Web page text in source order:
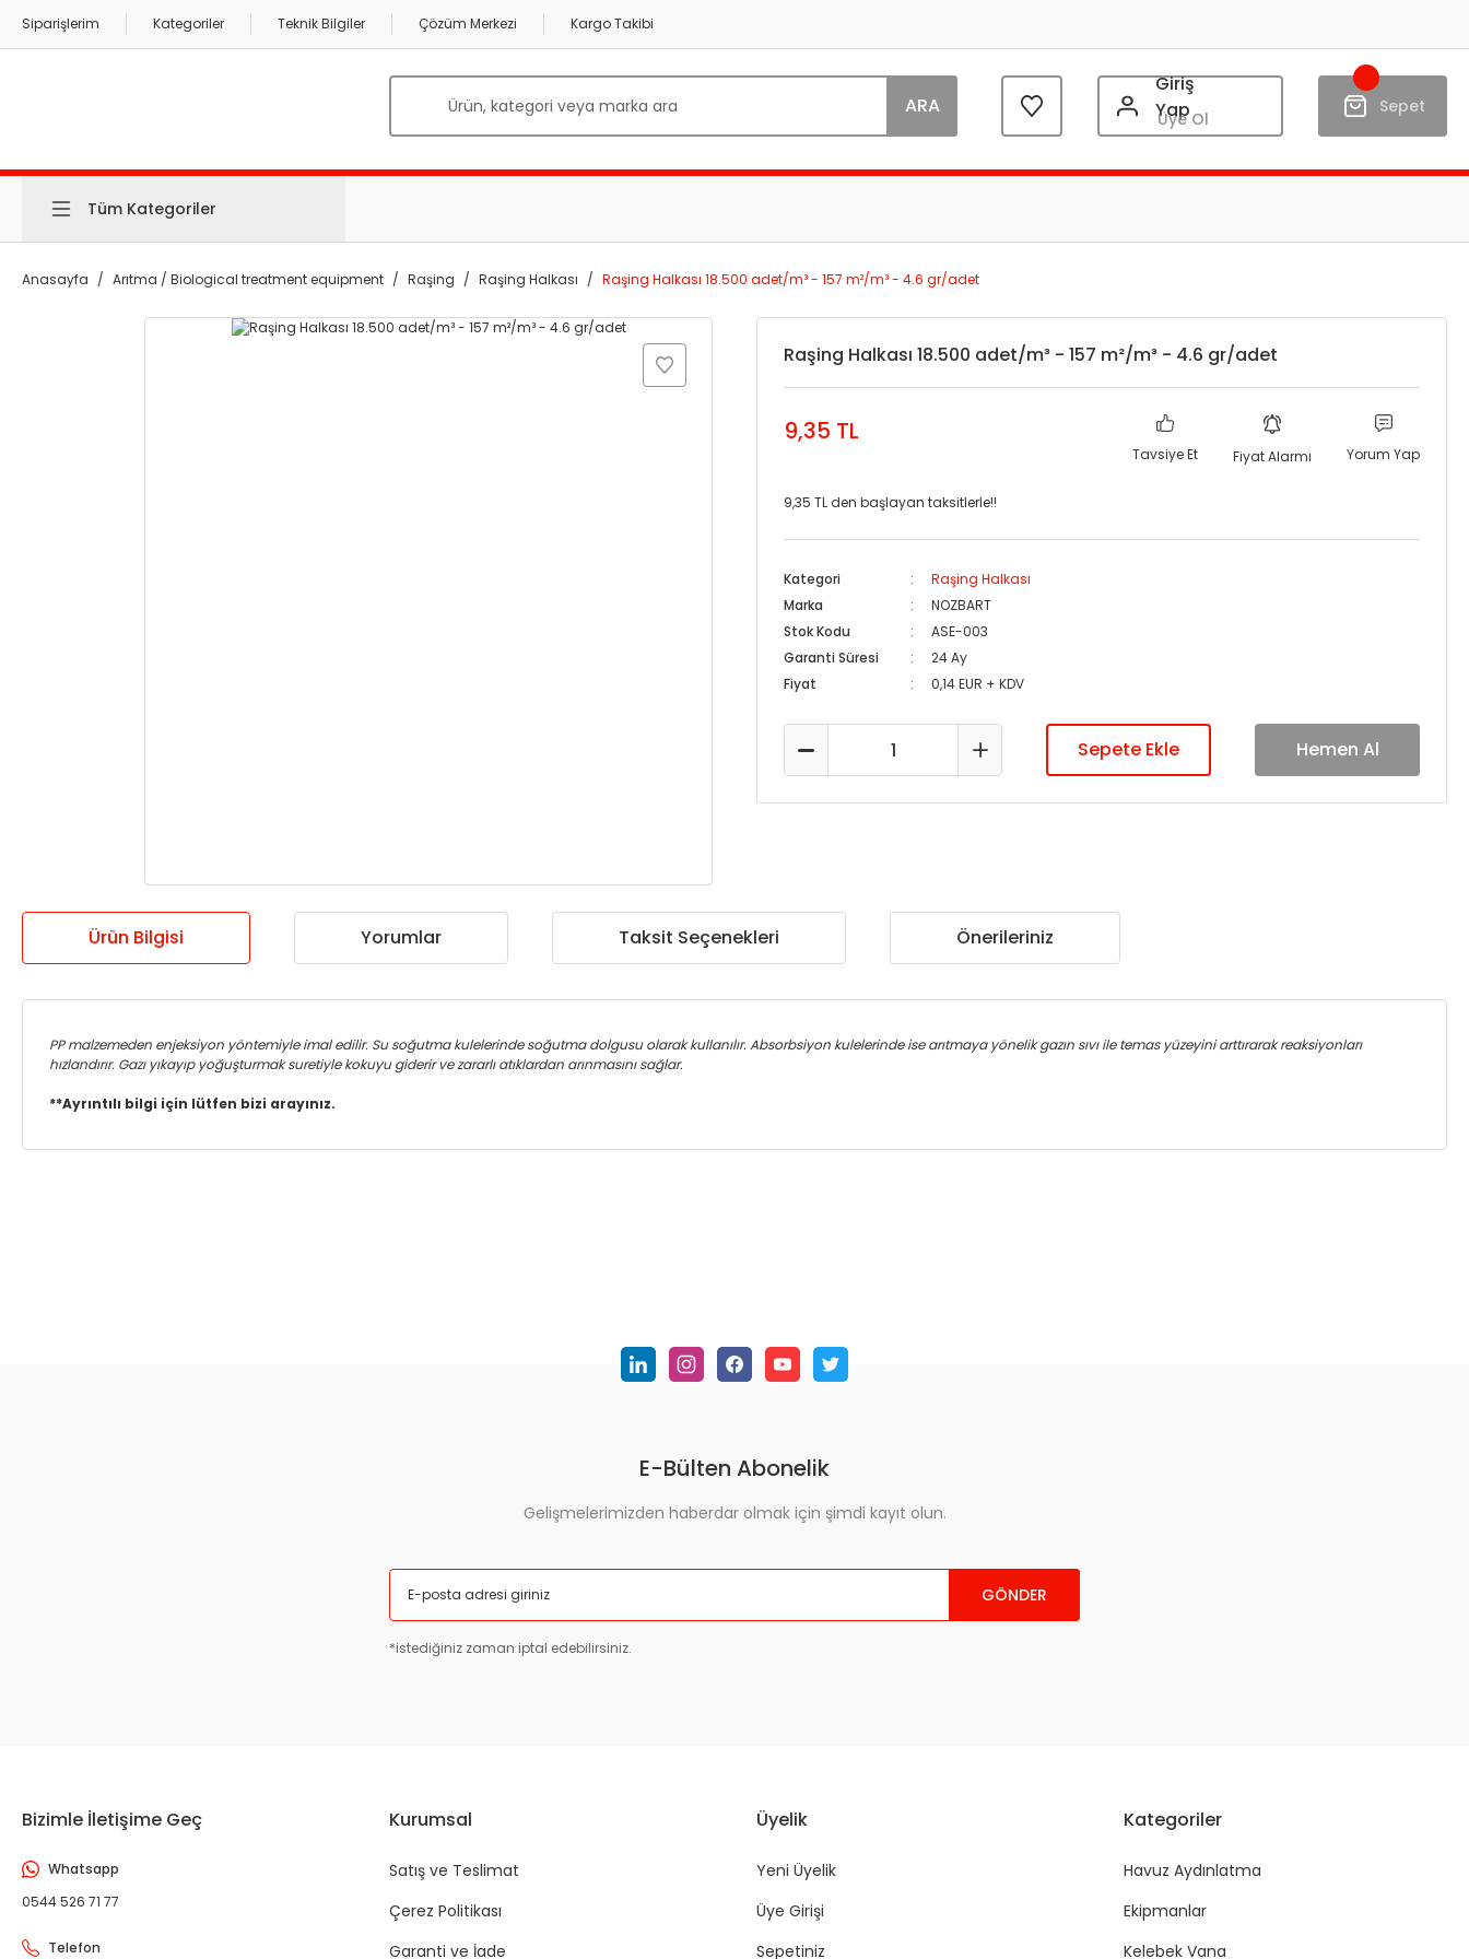
Siparişlerim Kategoriler Teknik Bilgiler Çözüm Merkezi Kargo Takibi
ARA
Giriş
Yap
Üye Ol
Sepet
Tüm Kategoriler
Anasayfa Arıtma / Biological treatment equipment Raşing Raşing Halkası Raşing Halkası 18.500 adet/m³ - 157 m²/m³ - 4.6 gr/adet
Raşing Halkası 18.500 adet/m³ - 157 m²/m³ - 4.6 gr/adet
9,35 TL
Tavsiye Et Fiyat Alarmı Yorum Yap
9,35 TL den başlayan taksitlerle!!
Kategori
Raşing Halkası
Marka
NOZBART
Stok Kodu
ASE-003
Garanti Süresi
24 Ay
Fiyat
0,14 EUR + KDV
Sepete Ekle Hemen Al
Ürün Bilgisi Yorumlar Taksit Seçenekleri Önerileriniz
PP malzemeden enjeksiyon yöntemiyle imal edilir. Su soğutma kulelerinde soğutma dolgusu olarak kullanılır. Absorbsiyon kulelerinde ise arıtmaya yönelik gazın sıvı ile temas yüzeyini arttırarak reaksiyonları
hızlandırır. Gazı yıkayıp yoğuşturmak suretiyle kokuyu giderir ve zararlı atıklardan arınmasını sağlar.
**Ayrıntılı bilgi için lütfen bizi arayınız.
E-Bülten Abonelik
Gelişmelerimizden haberdar olmak için şimdi kayıt olun.
GÖNDER
*istediğiniz zaman iptal edebilirsiniz.
Bizimle İletişime Geç
Whatsapp
0544 526 71 77
Telefon
Kurumsal
Satış ve Teslimat
Çerez Politikası
Garanti ve İade
Üyelik
Yeni Üyelik
Üye Girişi
Sepetiniz
Kategoriler
Havuz Aydınlatma
Ekipmanlar
Kelebek Vana